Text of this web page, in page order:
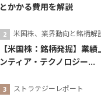
とかかる費用を解説
米国株、業界動向と銘柄解
【米国株：銘柄発掘】業
ンティア・テクノロジー...
ストラテジーレポート